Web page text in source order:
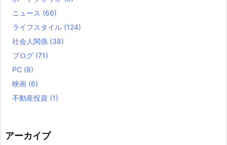
ニュース (66)
ライフスタイル (124)
社会人関係 (38)
ブログ (71)
PC (8)
映画 (6)
不動産投資 (1)
アーカイブ